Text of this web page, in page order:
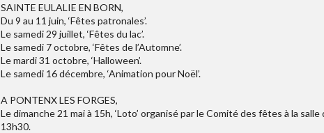
SAINTE EULALIE EN BORN,
Du 9 au 11 juin, ‘Fêtes patronales’.
Le samedi 29 juillet, ‘Fêtes du lac’.
Le samedi 7 octobre, ‘Fêtes de l’Automne’.
Le mardi 31 octobre, ‘Halloween’.
Le samedi 16 décembre, ‘Animation pour Noël’.
A PONTENX LES FORGES,
Le dimanche 21 mai à 15h, ‘Loto’ organisé par le Comité des fêtes à la
13h30.